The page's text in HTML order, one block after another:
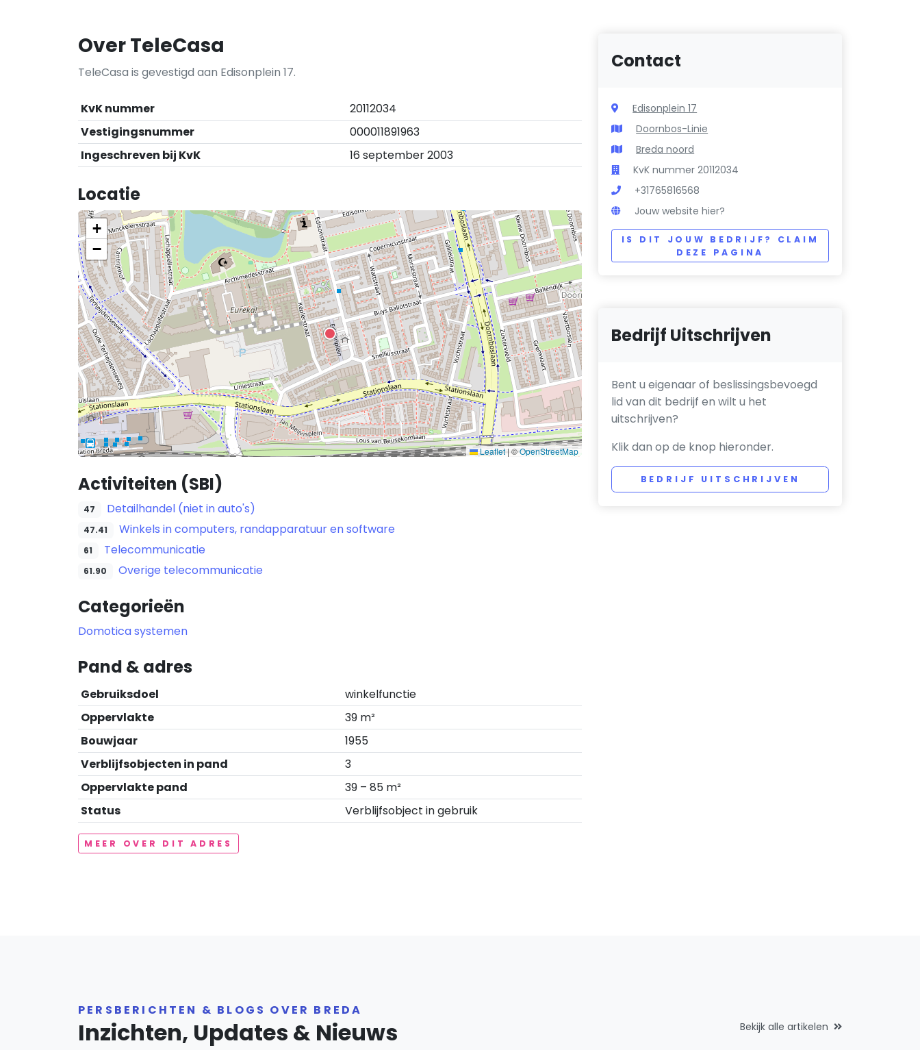
Over TeleCasa
TeleCasa is gevestigd aan Edisonplein 17.
KvK nummer
20112034
Vestigingsnummer
000011891963
Ingeschreven bij KvK
16 september 2003
Locatie
+
−
Leaflet| ©OpenStreetMap
Activiteiten (SBI)
47 Detailhandel (niet in auto's)
47.41 Winkels in computers, randapparatuur en software
61 Telecommunicatie
61.90 Overige telecommunicatie
Categorieën
Domotica systemen
Pand & adres
Gebruiksdoel
winkelfunctie
Oppervlakte
39 m²
Bouwjaar
1955
Verblijfsobjecten in pand
3
Oppervlakte pand
39 – 85 m²
Status
Verblijfsobject in gebruik
MEER OVER DIT ADRES
Contact
Edisonplein 17
Doornbos-Linie
Breda noord
KvK nummer 20112034
+31765816568
Jouw website hier?
IS DIT JOUW BEDRIJF? CLAIM
DEZE PAGINA
Bedrijf Uitschrijven
Bent u eigenaar of beslissingsbevoegd
lid van dit bedrijf en wilt u het
uitschrijven?
Klik dan op de knop hieronder.
BEDRIJF UITSCHRIJVEN
PERSBERICHTEN & BLOGS OVER BREDA
Inzichten, Updates & Nieuws Bekijk alle artikelen